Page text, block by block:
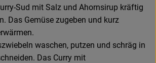
Sud mit Salz und Ahornsirup kräftig
Das Gemüse zugeben und kurz
waschen, putzen und schräg in
Das Curry mit